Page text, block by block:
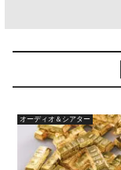
オーディオ＆シアター